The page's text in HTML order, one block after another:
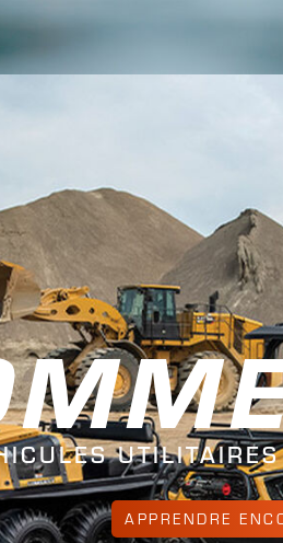
APPRENDRE